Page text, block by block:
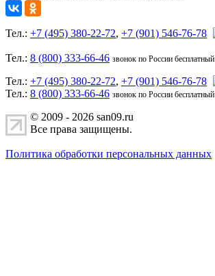
Тел.: +7 (495) 380-22-72, +7 (901) 546-76-78
Тел.: 8 (800) 333-66-46 звонок по России бесплатный
Тел.: +7 (495) 380-22-72, +7 (901) 546-76-78
Тел.: 8 (800) 333-66-46 звонок по России бесплатный
© 2009 - 2026 san09.ru
Все права защищены.
Политика обработки персональных данных